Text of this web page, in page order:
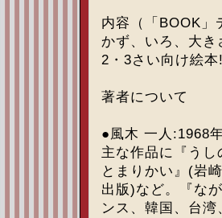
内容（「BOOK」
かず、いろ、大
2・3さい向け絵本!
著者について
●風木 一人:1968
主な作品に『う
とまりかい』(岩
出版)など。『な
ンス、韓国、台